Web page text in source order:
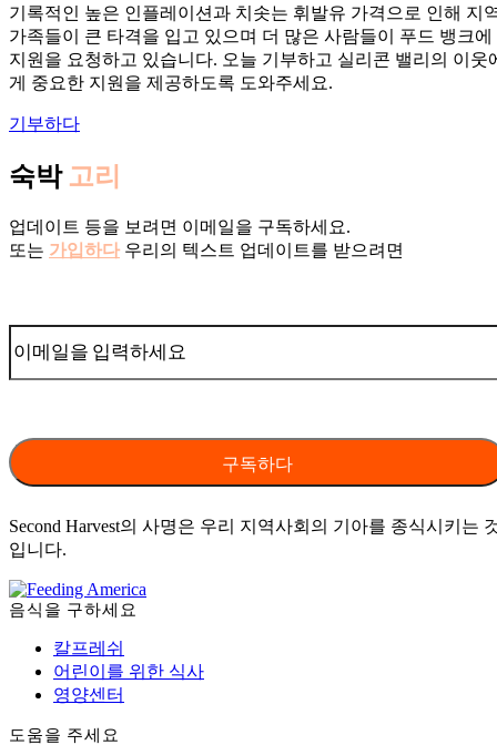
기록적인 높은 인플레이션과 치솟는 휘발유 가격으로 인해 지
가족들이 큰 타격을 입고 있으며 더 많은 사람들이 푸드 뱅크에
지원을 요청하고 있습니다. 오늘 기부하고 실리콘 밸리의 이웃
게 중요한 지원을 제공하도록 도와주세요.
기부하다
숙박 고리
업데이트 등을 보려면 이메일을 구독하세요.
또는 가입하다우리의 텍스트 업데이트를 받으려면
Second Harvest의 사명은 우리 지역사회의 기아를 종식시키는
입니다.
음식을 구하세요
칼프레쉬
어린이를 위한 식사
영양센터
도움을 주세요